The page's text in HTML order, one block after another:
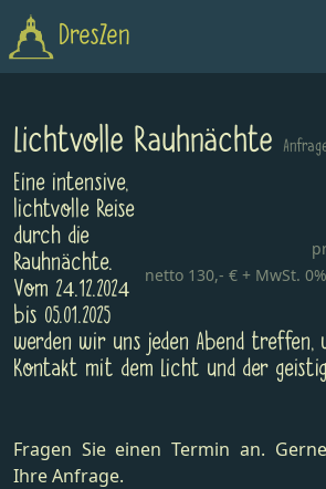
DresZen
Lichtvolle Rauhnächte
netto 130,- € + MwSt.
Eine intensive,
lichtvolle Reise
durch die
Rauhnächte.
Vom 24.12.2024
bis 05.01.2025
werden wir uns jeden Abend treffen,
Kontakt mit dem Licht und der
Fragen Sie einen Termin an.
Ihre Anfrage.